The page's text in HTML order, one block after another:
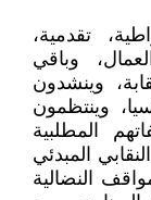
تقدمية،
وباقي
وينشدون
وينتظمون
المطلبية
المبدئي
النضالية